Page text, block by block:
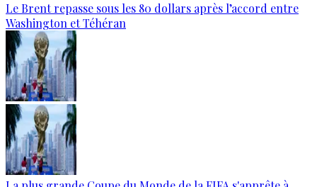
Le Brent repasse sous les 80 dollars après l’accord entre
Washington et Téhéran